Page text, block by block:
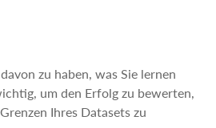
zu haben, was Sie lernen
um den Erfolg zu bewerten,
Ihres Datasets zu